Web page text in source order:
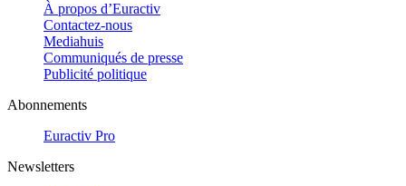
À propos d’Euractiv
Contactez-nous
Mediahuis
Communiqués de presse
Publicité politique
Abonnements
Euractiv Pro
Newsletters